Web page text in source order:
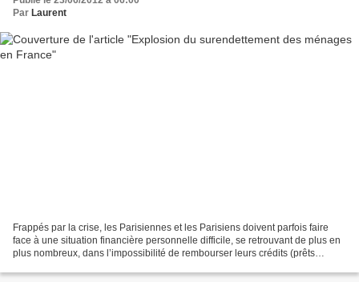
Par Laurent
Frappés par la crise, les Parisiennes et les Parisiens doivent parfois faire
face à une situation financière personnelle difficile, se retrouvant de plus en
plus nombreux, dans l’impossibilité de rembourser leurs crédits (prêts